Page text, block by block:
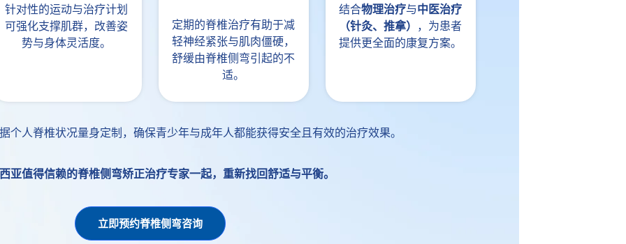
针对性的运动与治疗计划
可强化支撑肌群，改善姿
势与身体灵活度。
定期的脊椎治疗有助于减
轻神经紧张与肌肉僵硬，
舒缓由脊椎侧弯引起的不
适。
结合物理治疗与中医治疗
（针灸、推拿） ，为患者
提供更全面的康复方案。
个人脊椎状况量身定制，确保青少年与成年人都能获得安全且有效的治疗效果。
亚值得信赖的脊椎侧弯矫正治疗专家一起，重新找回舒适与平衡。
立即预约脊椎侧弯咨询